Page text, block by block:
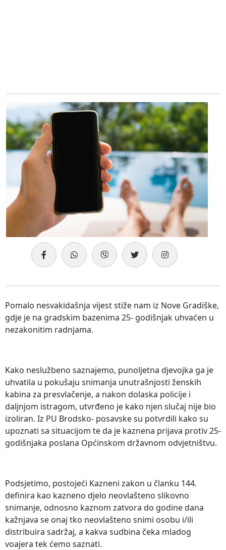
Pomalo nesvakidašnja vijest stiže nam iz Nove Gradiške,
gdje je na gradskim bazenima 25- godišnjak uhvaćen u
nezakonitim radnjama.
Kako neslužbeno saznajemo, punoljetna djevojka ga je
uhvatila u pokušaju snimanja unutrašnjosti ženskih
kabina za presvlačenje, a nakon dolaska policije i
daljnjom istragom, utvrđeno je kako njen slučaj nije bio
izoliran. Iz PU Brodsko- posavske su potvrdili kako su
upoznati sa situacijom te da je kaznena prijava protiv 25-
godišnjaka poslana Općinskom državnom odvjetništvu.
Podsjetimo, postojeći Kazneni zakon u članku 144.
definira kao kazneno djelo neovlašteno slikovno
snimanje, odnosno kaznom zatvora do godine dana
kažnjava se onaj tko neovlašteno snimi osobu i/ili
distribuira sadržaj, a kakva sudbina čeka mladog
voajera tek ćemo saznati.